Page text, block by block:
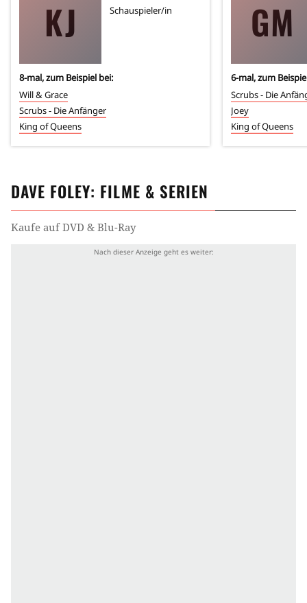
KJ Schauspieler/in
8-mal, zum Beispiel bei:
Will & Grace
Scrubs - Die Anfänger
King of Queens
GM
6-mal, zum
Scrubs - Die
Joey
King of Queens
DAVE FOLEY: FILME & SERIEN
Kaufe auf DVD & Blu-Ray